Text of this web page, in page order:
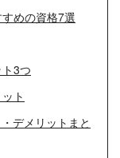
めの資格7選
3つ
ト
デメリットまと